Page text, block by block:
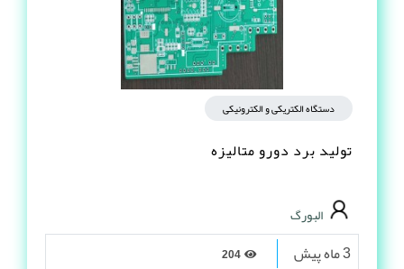
دستگاه الکتریکی و الکترونیکی
تولید برد دورو متالیزه
البورگ
3 ماه پیش